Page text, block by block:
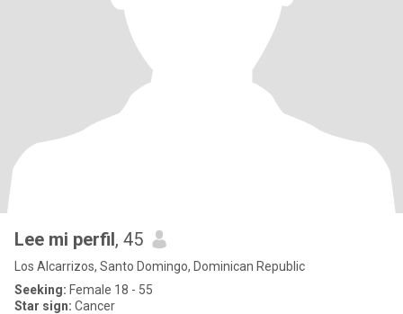
Lee mi perfil, 45
Los Alcarrizos, Santo Domingo, Dominican Republic
Seeking: Female 18 - 55
Star sign: Cancer